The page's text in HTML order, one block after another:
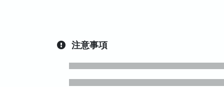
注意事項